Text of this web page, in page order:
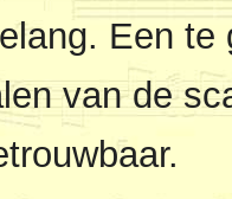
Een
van de